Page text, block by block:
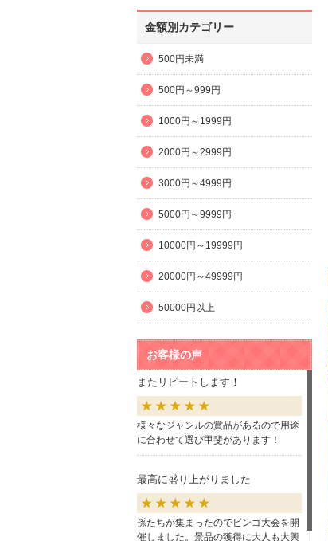
金額別カテゴリー
500円未満
500円～999円
1000円～1999円
2000円～2999円
3000円～4999円
5000円～9999円
10000円～19999円
20000円～49999円
50000円以上
お客様の声
またリピートします！
様々なジャンルの賞品があるので用途
に合わせて選び甲斐があります！
最高に盛り上がりました
孫たちが集まったのでビンゴ大会を開
催しました。景品の獲得に大人も大興